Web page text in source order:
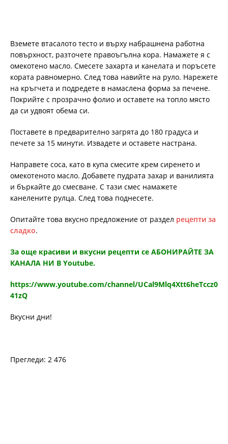
Вземете втасалото тесто и върху набрашнена работна
повърхност, разточете правоъгълна кора. Намажете я с
омекотено масло. Смесете захарта и канелата и поръсете
кората равномерно. След това навийте на руло. Нарежете
на кръгчета и подредете в намаслена форма за печене.
Покрийте с прозрачно фолио и оставете на топло място
да си удвоят обема си.
Поставете в предварително загрята до 180 градуса и
печете за 15 минути. Извадете и оставете настрана.
Направете соса, като в купа смесите крем сиренето и
омекотеното масло. Добавете пудрата захар и ванилията
и бъркайте до смесване. С тази смес намажете
канелените рулца. След това поднесете.
Опитайте това вкусно предложение от раздел рецепти за
сладко.
За още красиви и вкусни рецепти се АБОНИРАЙТЕ ЗА
КАНАЛА НИ В Youtube.
https://www.youtube.com/channel/UCal9Mlq4Xtt6heTccz0
41zQ
Вкусни дни!
Прегледи: 2 476